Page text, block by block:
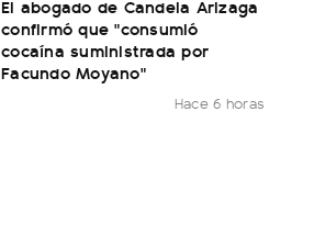
El abogado de Candela Arizaga
confirmó que "consumió
cocaína suministrada por
Facundo Moyano"
Hace 6 horas